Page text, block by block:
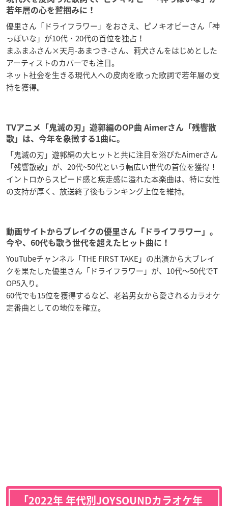
若年層の心を鷲掴みに！
優里さん「ドライフラワー」をおさえ、ピノキオピーさん「神
っぽいな」が10代・20代の首位を独占！
まふまふさん×天月-あまつき-さん、莉犬さんをはじめとした
アーティストのカバーでも注目。
ネット社会を生きる現代人への皮肉を歌った歌詞で若年層の支
持を獲得。
TVアニメ「鬼滅の刃」遊郭編のOP曲 Aimerさん「残響散
歌」は、今年を象徴する1曲に。
「鬼滅の刃」遊郭編の大ヒットと共に注目を浴びたAimerさん
「残響散歌」が、20代~50代という幅広い世代の首位を獲得！
イントロからスピード感と疾走感に溢れた本楽曲は、特に女性
の支持が厚く、放送終了後もランキング上位を維持。
動画サイトからブレイクの優里さん「ドライフラワー」。
今や、60代も歌う世代を超えたヒット曲に！
YouTubeチャンネル「THE FIRST TAKE」の出演から大ブレイ
クを果たした優里さん「ドライフラワー」が、10代～50代でT
OP5入り。
60代でも15位を獲得するなど、老若男女から愛されるカラオケ
定番曲としての地位を確立。
「2022年 年代別JOYSOUNDカラオケ年